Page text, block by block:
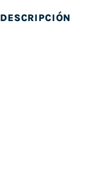
DESCRIPCIÓN